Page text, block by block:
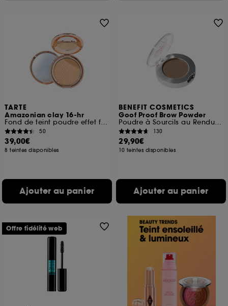
TARTE
Amazonian clay 16-hr
Fond de teint poudre effet flouté
50
39,00€
8 teintes disponibles
Ajouter au panier
BENEFIT COSMETICS
Goof Proof Brow Powder
Poudre à Sourcils au Rendu Naturel et Teinté
130
29,90€
10 teintes disponibles
Ajouter au panier
Offre fidélité web